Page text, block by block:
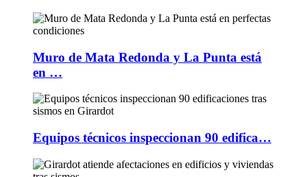
Muro de Mata Redonda y La Punta está
en …
Equipos técnicos inspeccionan 90 edifica…